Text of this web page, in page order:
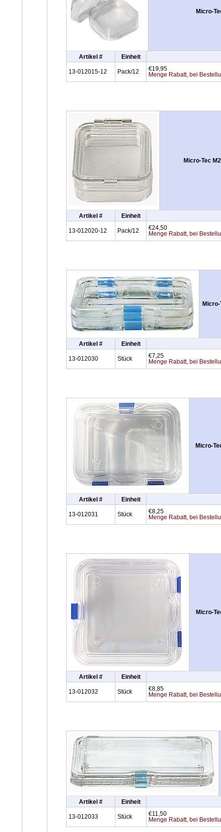
Micro-
Artikel # Einheit
13-012015-12 Pack/12
€19,95
Menge Rabatt, bei
Micro-Tec
Artikel # Einheit
13-012020-12 Pack/12
€24,50
Menge Rabatt, bei
Artikel # Einheit
13-012030 Stück
€7,25
Menge Rabatt, bei
Micro-
Artikel # Einheit
13-012031 Stück
€8,25
Menge Rabatt, bei
Micro-
Artikel # Einheit
13-012032 Stück
€8,85
Menge Rabatt, bei
Artikel # Einheit
13-012033 Stück
€11,50
Menge Rabatt, bei